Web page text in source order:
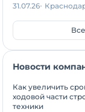
31.07.26
Новости
Как увеличить
ходовой части
техники